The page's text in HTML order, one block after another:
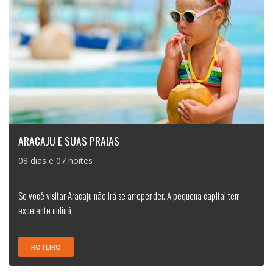
ARACAJU E SUAS PRAIAS
08 dias e 07 noites
Se você visitar Aracaju não irá se arrepender. A pequena capital tem
excelente culiná
ROTEIRO